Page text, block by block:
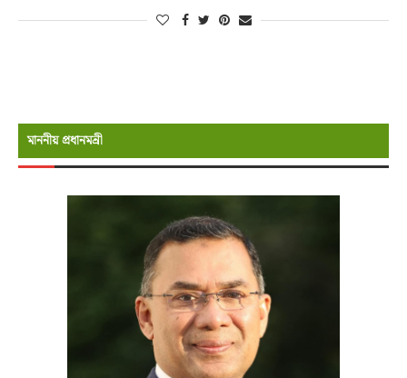
মাননীয় প্রধানমন্রী